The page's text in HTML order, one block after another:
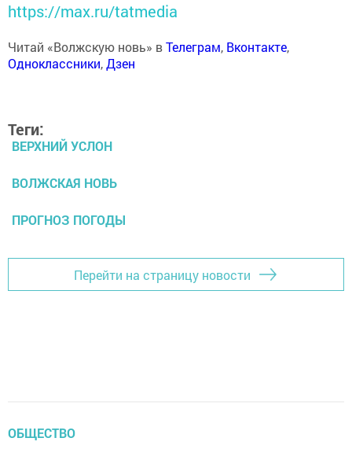
https://max.ru/tatmedia
Читай «Волжскую новь» вТелеграм, Вконтакте,
Одноклассники,Дзен
Теги:
ВЕРХНИЙ УСЛОН
ВОЛЖСКАЯ НОВЬ
ПРОГНОЗ ПОГОДЫ
Перейти на страницу новости
ОБЩЕСТВО